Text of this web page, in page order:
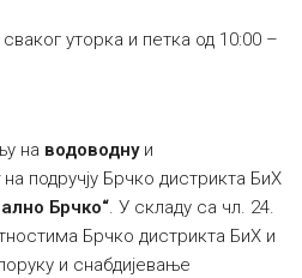
уторка и петка од 10:00 –
на водоводнуи
на подручју Брчко дистрикта БиХ
Брчко“. У складу са чл. 24.
Брчко дистрикта БиХ и
и снабдијевање